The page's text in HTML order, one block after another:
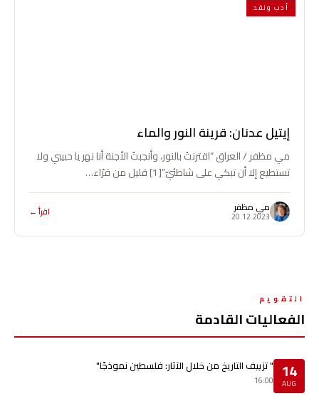
أدب ونقد
إيتيل عدنان: قرينة النور والماء
مي مظفر / العراق “اقترنتُ بالنور، وأنجبتُ الأجنة أنا نهر يا حبيبي ولا
تستطيع إلا أن تبكي على شاطئيّ”[1] قليل من قرّاء…
مي مظفر
20.12.2023 اقرأ ←
التقويم
الفعاليات القادمة
14
AUG
" تزييف التاريخ من خلال الآثار: فلسطين نموذجًا"
16:00